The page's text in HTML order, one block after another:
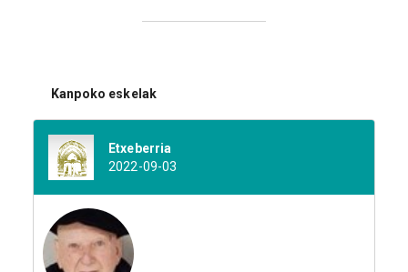
Kanpoko eskelak
Etxeberria
2022-09-03